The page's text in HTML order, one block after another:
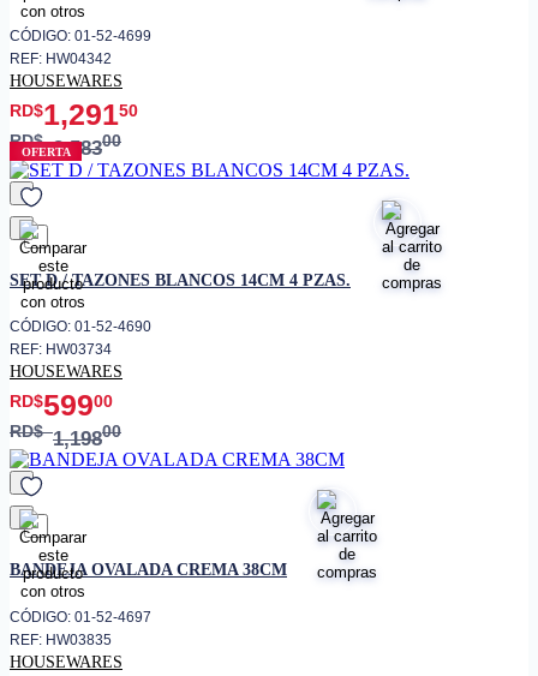
CÓDIGO: 01-52-4699
REF: HW04342
HOUSEWARES
RD$1,29150
RD$2,58300
OFERTA
favorito
SET D / TAZONES BLANCOS 14CM 4 PZAS.
CÓDIGO: 01-52-4690
REF: HW03734
HOUSEWARES
RD$59900
RD$1,19800
favorito
BANDEJA OVALADA CREMA 38CM
CÓDIGO: 01-52-4697
REF: HW03835
HOUSEWARES